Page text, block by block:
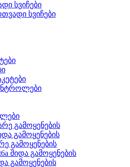
სვიჩები
სვიჩები
გამოყენების
გამოყენების
გამოყენების
შიდა გამოყენების
გამოყენების